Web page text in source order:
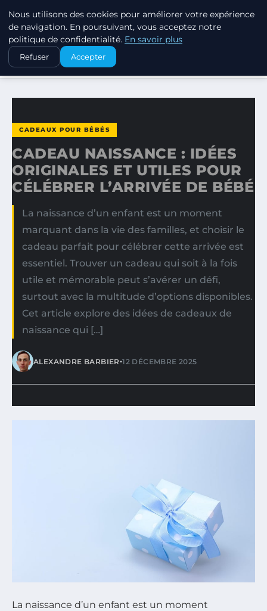
SWISSTALES
ACCUEIL
CADEAUX POUR BÉBÉS
CADEAU NAISSANCE : IDÉES ORIGINALES ET UTILES POUR…
CADEAUX POUR BÉBÉS
CADEAU NAISSANCE : IDÉES
ORIGINALES ET UTILES POUR
CÉLÉBRER L’ARRIVÉE DE BÉBÉ
La naissance d’un enfant est un moment
marquant dans la vie des familles, et choisir le
cadeau parfait pour célébrer cette arrivée est
essentiel. Trouver un cadeau qui soit à la fois
utile et mémorable peut s’avérer un défi,
surtout avec la multitude d’options disponibles.
Cet article explore des idées de cadeaux de
naissance qui […]
ALEXANDRE BARBIER•12 DÉCEMBRE 2025
La naissance d’un enfant est un moment
Nous utilisons des cookies pour améliorer votre expérience
de navigation. En poursuivant, vous acceptez notre
politique de confidentialité. En savoir plus
Refuser Accepter